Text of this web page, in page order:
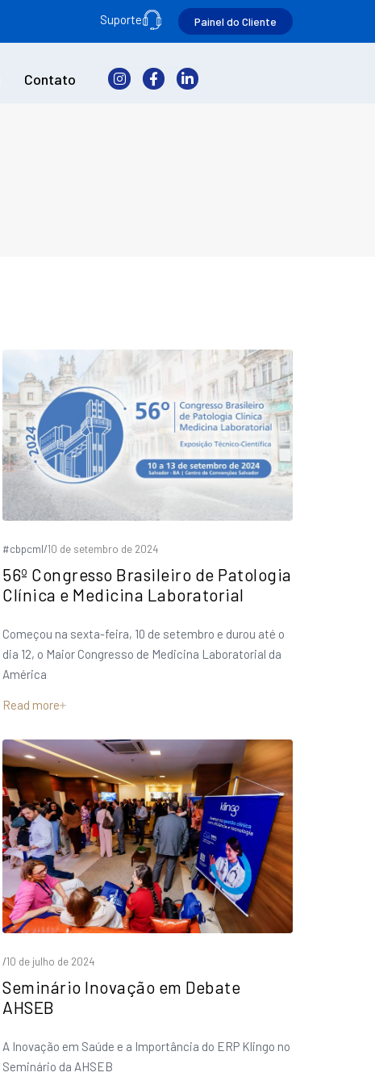
Painel do Cliente
Suporte
Contato
#cbpcml/10 de setembro de 2024
56º Congresso Brasileiro de Patologia
Clínica e Medicina Laboratorial
Começou na sexta-feira, 10 de setembro e durou até o
dia 12, o Maior Congresso de Medicina Laboratorial da
América
Read more
/10 de julho de 2024
Seminário Inovação em Debate
AHSEB
A Inovação em Saúde e a Importância do ERP Klingo no
Seminário da AHSEB